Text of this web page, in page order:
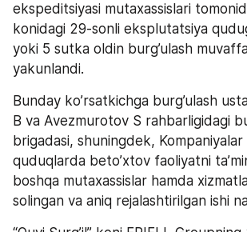
ekspeditsiyasi mutaxassislari
konidagi 29-sonli eksplutatsiya
yoki 5 sutka oldin burg’ulash
yakunlandi.
Bunday ko’rsatkichga burg’ulash
B va Avezmurotov S rahbarligidagi
brigadasi, shuningdek,
quduqlarda beto’xtov faoliyatni
boshqa mutaxassislar hamda